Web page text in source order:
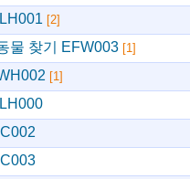
[2]
물 찾기 EFW003 [1]
[1]